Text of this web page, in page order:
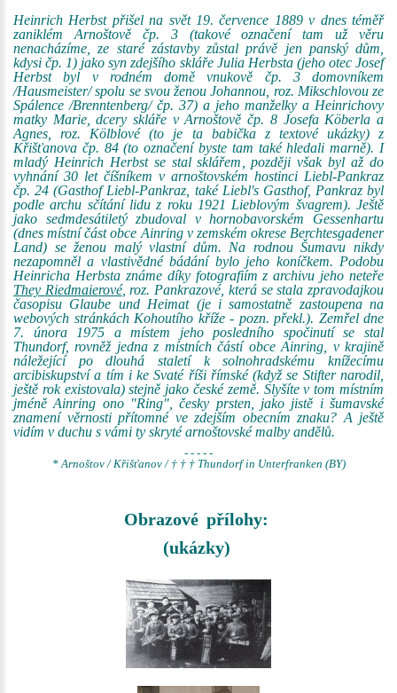
Heinrich Herbst přišel na svět 19. července 1889 v dnes téměř
zaniklém Arnoštově čp. 3 (takové označení tam už věru
nenacházíme, ze staré zástavby zůstal právě jen panský dům,
kdysi čp. 1) jako syn zdejšího skláře Julia Herbsta (jeho otec Josef
Herbst byl v rodném domě vnukově čp. 3 domovníkem
/Hausmeister/ spolu se svou ženou Johannou, roz. Mikschlovou ze
Spálence /Brenntenberg/ čp. 37) a jeho manželky a Heinrichovy
matky Marie, dcery skláře v Arnoštově čp. 8 Josefa Köberla a
Agnes, roz. Kölblové (to je ta babička z textové ukázky) z
Křišťanova čp. 84 (to označení byste tam také hledali marně). I
mladý Heinrich Herbst se stal sklářem, později však byl až do
vyhnání 30 let číšníkem v arnoštovském hostinci Liebl-Pankraz
čp. 24 (Gasthof Liebl-Pankraz, také Liebl's Gasthof, Pankraz byl
podle archu sčítání lidu z roku 1921 Lieblovým švagrem). Ještě
jako sedmdesátiletý zbudoval v hornobavorském Gessenhartu
(dnes místní část obce Ainring v zemském okrese Berchtesgadener
Land) se ženou malý vlastní dům. Na rodnou Šumavu nikdy
nezapomněl a vlastivědné bádání bylo jeho koníčkem. Podobu
Heinricha Herbsta známe díky fotografiím z archivu jeho neteře
They Riedmaierové, roz. Pankrazové, která se stala zpravodajkou
časopisu Glaube und Heimat (je i samostatně zastoupena na
webových stránkách Kohoutího kříže - pozn. překl.). Zemřel dne
7. února 1975 a místem jeho posledního spočinutí se stal
Thundorf, rovněž jedna z místních částí obce Ainring, v krajině
náležející po dlouhá staletí k solnohradskému knížecímu
arcibiskupství a tím i ke Svaté říši římské (když se Stifter narodil,
ještě rok existovala) stejně jako české země. Slyšíte v tom místním
jméně Ainring ono "Ring", česky prsten, jako jistě i šumavské
znamení věrnosti přítomné ve zdejším obecním znaku? A ještě
vidím v duchu s vámi ty skryté arnoštovské malby andělů.
- - - - -
* Arnoštov / Křišťanov / † † † Thundorf in Unterfranken (BY)
Obrazové přílohy:
(ukázky)